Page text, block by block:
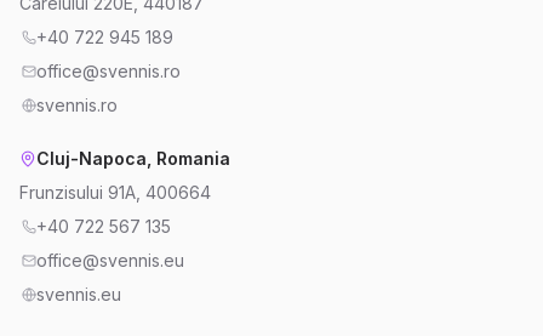
+40 722 945 189
office@svennis.ro
svennis.ro
Cluj-Napoca, Romania
Frunzisului 91A, 400664
+40 722 567 135
office@svennis.eu
svennis.eu